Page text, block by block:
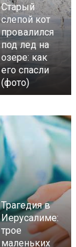
Старый
слепой кот
провалился
под лед на
озере: как
его спасли
(фото)
Трагедия в
Иерусалиме:
трое
маленьких